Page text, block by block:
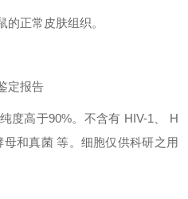
正常皮肤组织。
定报告
度高于90%。不含有 HIV-1、 H
和真菌 等。细胞仅供科研之用